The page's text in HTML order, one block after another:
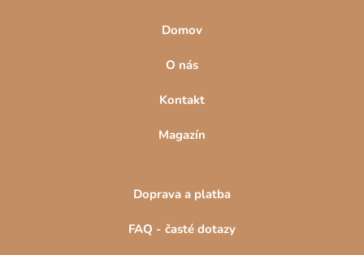
Domov
O nás
Kontakt
Magazín
Doprava a platba
FAQ - časté dotazy